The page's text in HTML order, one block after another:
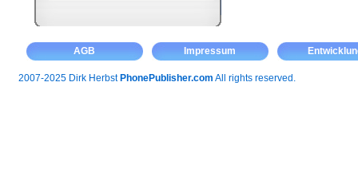
AGB Impressum
2007-2025 Dirk Herbst PhonePublisher.com All rights reserved.